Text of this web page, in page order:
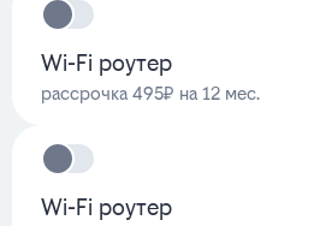
Wi-Fi роутер
рассрочка 495₽ на 12 мес.
Wi-Fi роутер